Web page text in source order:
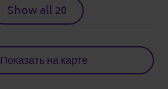
Show all 20
Показать на карте